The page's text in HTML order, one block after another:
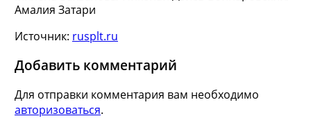
Амалия Затари
Источник: rusplt.ru
Добавить комментарий
Для отправки комментария вам необходимо
авторизоваться.